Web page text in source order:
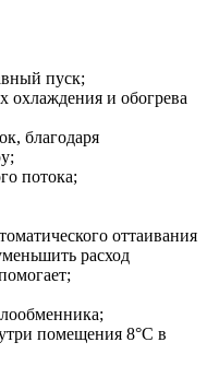
пуск;
охлаждения и обогрева
благодаря
потока;
оттаивания
расход
помещения 8°С в